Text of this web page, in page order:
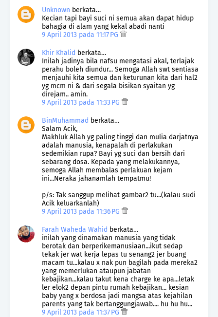
Unknown berkata…
Kecian tapi bayi suci ni semua akan dapat hidup
bahagia di alam yang kekal abadi nanti
9 April 2013 pada 11:17 PG
Khir Khalid berkata…
Inilah jadinya bila nafsu mengatasi akal, terlajak
perahu boleh diundur... Semoga Allah swt sentiasa
menjauhi kita semua dan keturunan kita dari hal2
yg mcm ni & dari segala bisikan syaitan yg
direjam.. amin.
9 April 2013 pada 11:33 PG
BinMuhammad berkata…
Salam Acik,
Makhluk Allah yg paling tinggi dan mulia darjatnya
adalah manusia, kenapalah di perlakukan
sedemikian rupa? Bayi yg suci dan bersih dari
sebarang dosa. Kepada yang melakukannya,
semoga Allah membalas perlakuan kejam
ini...Neraka jahanamlah tempatmu!
p/s: Tak sanggup melihat gambar2 tu...(kalau sudi
Acik keluarkanlah)
9 April 2013 pada 11:36 PG
Farah Waheda Wahid berkata…
inilah yang dinamakan manusia yang tidak
berotak dan berperikemanusiaan...ikut sedap
tekak jer wat kerja lepas tu senang2 jer buang
macam tu...kalau x nak pun bagilah pada mereka2
yang memerlukan ataupun jabatan
kebajikan...kalau takut kena charge ke apa...letak
ler elok2 depan pintu rumah kebajikan... kesian
baby yang x berdosa jadi mangsa atas kejahilan
parents yang tak bertanggungjawab.... hu hu hu...
9 April 2013 pada 11:37 PG